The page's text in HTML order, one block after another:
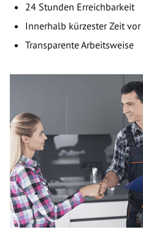
24 Stunden Erreichbarkeit
Innerhalb kürzester Zeit vor
Transparente Arbeitsweise